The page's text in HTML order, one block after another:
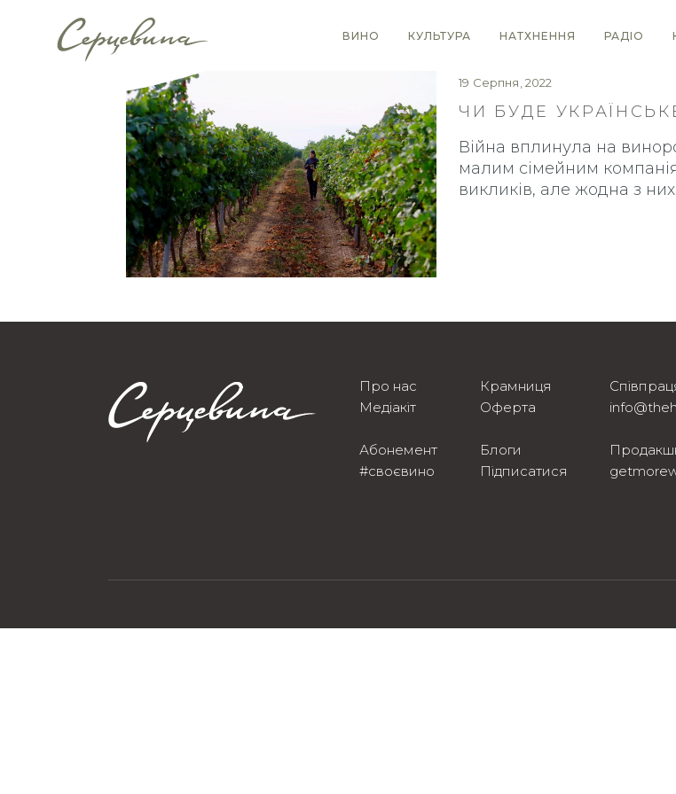
ВИНО КУЛЬТУРА НАТХНЕННЯ РАДІО
19 Серпня, 2022
ЧИ БУДЕ
Війна вплинула на
малим сімейним
викликів, але жодна з них
Про нас
Медіакіт
Абонемент
#своєвино
Крамниця
Оферта
Блоги
Підписатися